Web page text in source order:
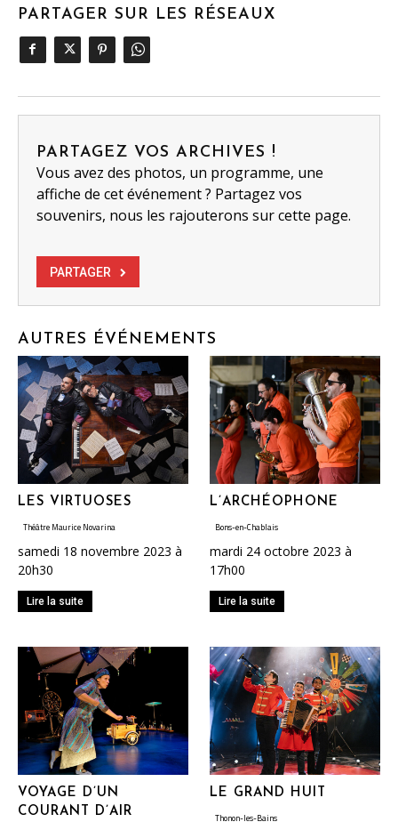
PARTAGER SUR LES RÉSEAUX
PARTAGEZ VOS ARCHIVES !
Vous avez des photos, un programme, une
affiche de cet événement ? Partagez vos
souvenirs, nous les rajouterons sur cette page.
PARTAGER
AUTRES ÉVÉNEMENTS
LES VIRTUOSES
Théâtre Maurice Novarina
samedi 18 novembre 2023 à
20h30
Lire la suite
L’ARCHÉOPHONE
Bons-en-Chablais
mardi 24 octobre 2023 à
17h00
Lire la suite
VOYAGE D’UN
COURANT D’AIR
LE GRAND HUIT
Thonon-les-Bains